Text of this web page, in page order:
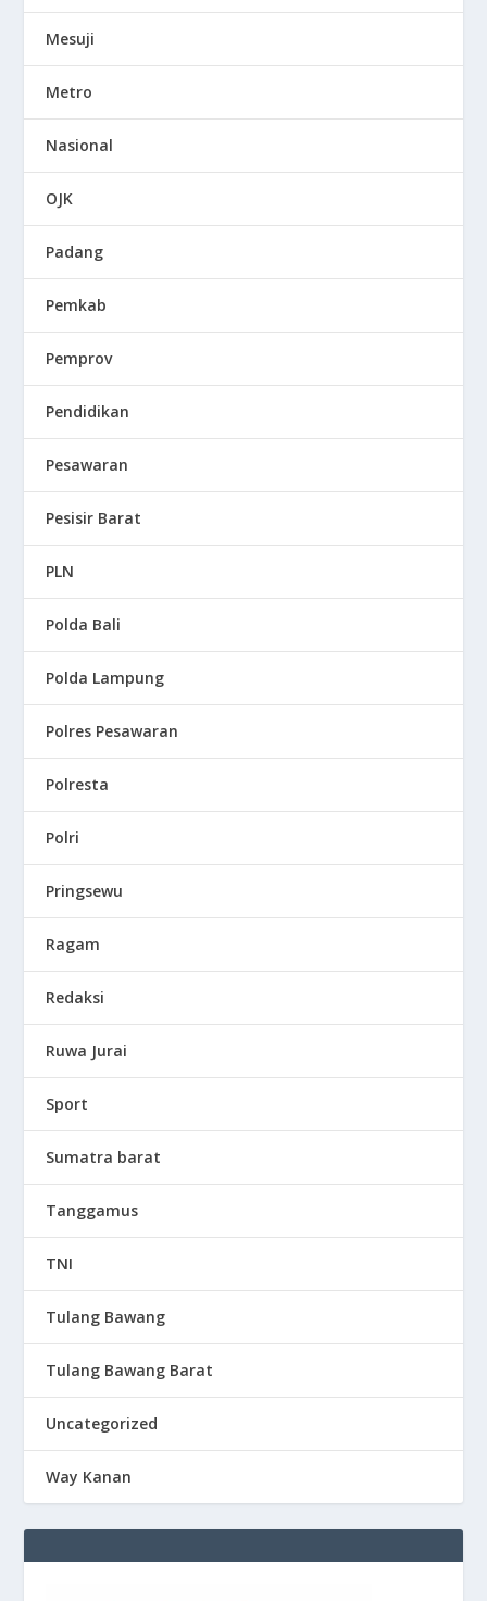
Mesuji
Metro
Nasional
OJK
Padang
Pemkab
Pemprov
Pendidikan
Pesawaran
Pesisir Barat
PLN
Polda Bali
Polda Lampung
Polres Pesawaran
Polresta
Polri
Pringsewu
Ragam
Redaksi
Ruwa Jurai
Sport
Sumatra barat
Tanggamus
TNI
Tulang Bawang
Tulang Bawang Barat
Uncategorized
Way Kanan